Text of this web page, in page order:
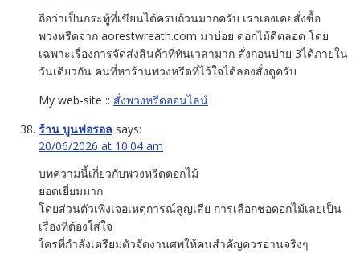
ถือว่าเป็นกระทู้ที่เขียนได้ครบถ้วนมากครับ เราเองเคยสั่งซื้อ
พวงหรีดจาก aorestwreath.com มาบ่อย ดอกไม้ดีตลอด โดย
เฉพาะเรื่องการจัดส่งสินค้าที่ทันเวลามาก สั่งก่อนบ่าย 3ได้ภายใน
วันเดียวกัน คนที่หาร้านพวงหรีดที่ไว้ใจได้ลองสั่งดูครับ
My web-site :: สั่งพวงหรีดออนไลน์
ร้าน บูนฟอรอล says:
20/06/2026 at 10:04 am
บทความนี้เกี่ยวกับพวงหรีดดอกไม้
ยอดเยี่ยมมาก
โดยส่วนตัวเพิ่งเจอเหตุการณ์สูญเสีย การเลือกช่อดอกไม้เลยเป็น
เรื่องที่ต้องใส่ใจ
ใครที่กำลังเตรียมตัวจัดงานศพให้คนสำคัญควรอ่านจริงๆ